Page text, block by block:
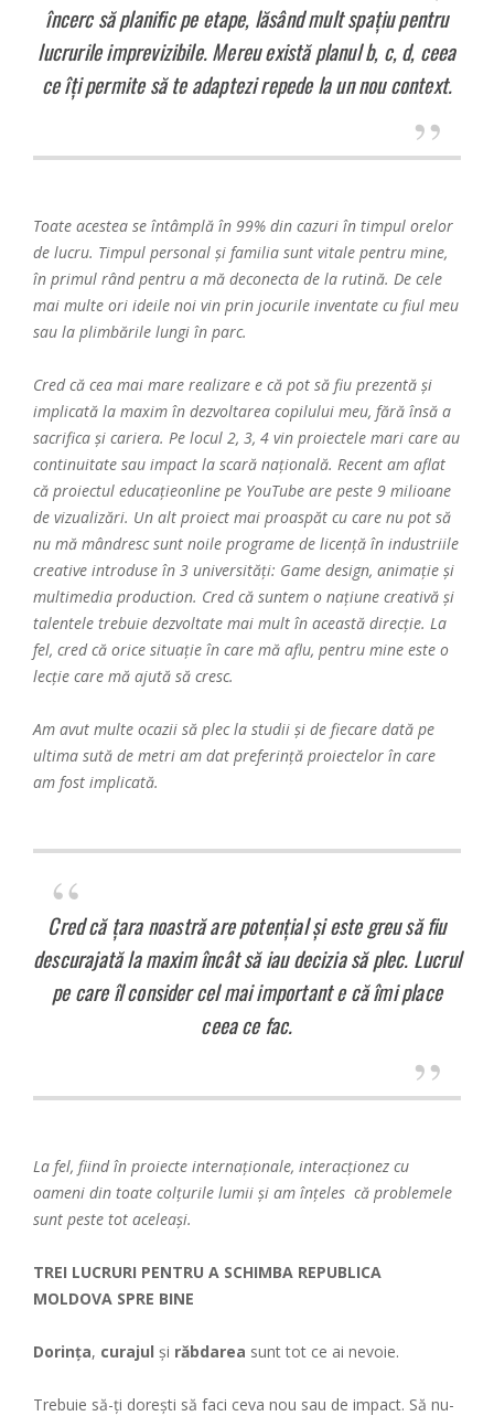
încerc să planific pe etape, lăsând mult spațiu pentru
lucrurile imprevizibile. Mereu există planul b, c, d, ceea
ce îți permite să te adaptezi repede la un nou context.
Toate acestea se întâmplă în 99% din cazuri în timpul orelor
de lucru. Timpul personal și familia sunt vitale pentru mine,
în primul rând pentru a mă deconecta de la rutină. De cele
mai multe ori ideile noi vin prin jocurile inventate cu fiul meu
sau la plimbările lungi în parc.
Cred că cea mai mare realizare e că pot să fiu prezentă și
implicată la maxim în dezvoltarea copilului meu, fără însă a
sacrifica și cariera. Pe locul 2, 3, 4 vin proiectele mari care au
continuitate sau impact la scară națională. Recent am aflat
că proiectul educațieonline pe YouTube are peste 9 milioane
de vizualizări. Un alt proiect mai proaspăt cu care nu pot să
nu mă mândresc sunt noile programe de licență în industriile
creative introduse în 3 universități: Game design, animație și
multimedia production. Cred că suntem o națiune creativă și
talentele trebuie dezvoltate mai mult în această direcție. La
fel, cred că orice situație în care mă aflu, pentru mine este o
lecție care mă ajută să cresc.
Am avut multe ocazii să plec la studii și de fiecare dată pe
ultima sută de metri am dat preferință proiectelor în care
am fost implicată.
Cred că țara noastră are potențial și este greu să fiu
descurajată la maxim încât să iau decizia să plec. Lucrul
pe care îl consider cel mai important e că îmi place
ceea ce fac.
La fel, fiind în proiecte internaționale, interacționez cu
oameni din toate colțurile lumii și am înțeles că problemele
sunt peste tot aceleași.
TREI LUCRURI PENTRU A SCHIMBA REPUBLICA
MOLDOVA SPRE BINE
Dorința, curajul și răbdarea sunt tot ce ai nevoie.
Trebuie să-ți dorești să faci ceva nou sau de impact. Să nu-